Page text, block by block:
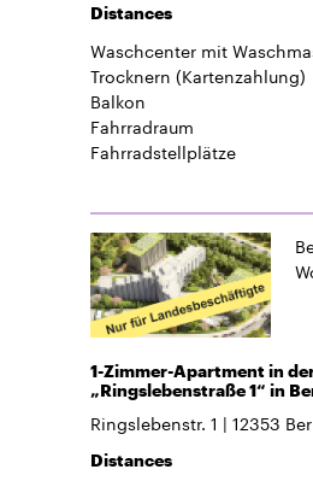
Distances
Waschcenter mit
Trocknern (Kartenzahlung)
Balkon
Fahrradraum
Fahrradstellplätze
1-Zimmer-Apartment in
„Ringslebenstraße 1“ in
Ringslebenstr. 1 12353
Distances